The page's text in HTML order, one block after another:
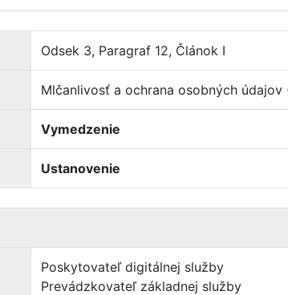
Odsek 3, Paragraf 12, Článok I
Mlčanlivosť a ochrana osobných údajov
Vymedzenie
Ustanovenie
Poskytovateľ digitálnej služby
Prevádzkovateľ základnej služby